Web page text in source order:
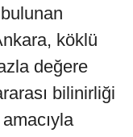
köklü
değere
bilinirliği